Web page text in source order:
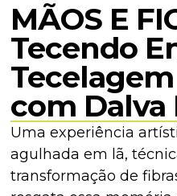
MÃOS E
Tecendo
com
Uma experiência
agulhada em lã,
transformação de